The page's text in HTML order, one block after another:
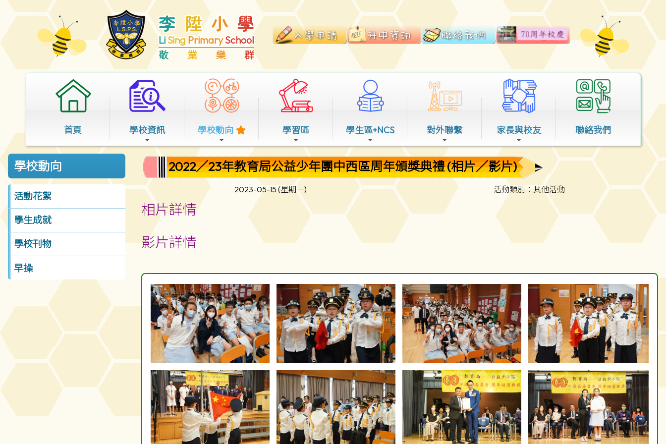
李 陞 小 學
LiSingPrimarySchool
敬
業 樂 群
首頁 學校資訊 學校動向 學習區 學生區+NCS 對外聯繫 家長與校友 聯絡我們
學校動向
活動花絮
學生成就
學校刊物
早操
2022／23年教育局公益少年團中西區周年頒獎典禮 (相片／影片)
2023-05-15 (星期一) 活動類別：其他活動
相片詳情
影片詳情